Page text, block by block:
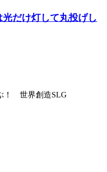
だけ灯して丸投げし
！ 世界創造SLG